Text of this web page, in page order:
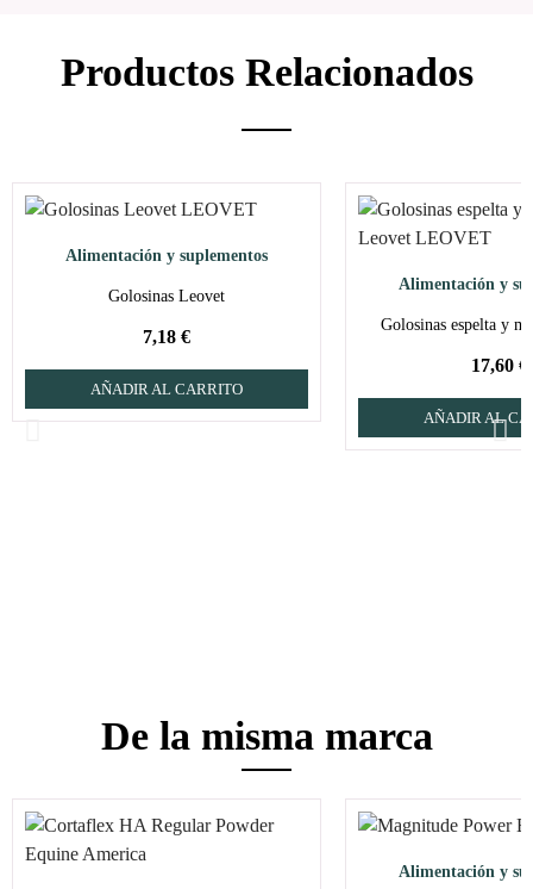
Productos Relacionados
Alimentación y suplementos
Golosinas Leovet
7,18 €
AÑADIR AL CARRITO
Alimentación y
Golosinas espelta y
17,60 €
AÑADIR AL
De la misma marca
Alimentación y